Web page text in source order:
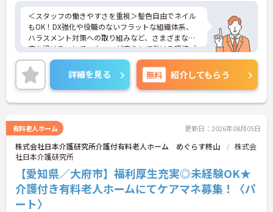
＜スタッフの働きやすさを重視＞髪色自由でネイル
もOK！DX強化や役職のないフラットな組織体系、
ハラスメント対策への取り組みなど、さまざまな制
度を設けることでスタッフが安心して働ける環境づ
くりに取り組まれています。
＜施設ケアマネとしてのやりがい＞入居者様の日常
を直接確認し、最適なケアプランを作成できます。
入居者様と常に関わることで気づきが生まれ、その
気づきからケアプランを変更することで自立支援に
す。
＜チームで連携しながらのお仕事＞一人ひとりが主
体性をもって働くことを大切にしながらも、苦手分
野は互いで補い合うなど、チームとしてしっかりと
連携を取りながら日々の業務に努められています。
ご興味のある方には、面接対策ポイント等、さらに
詳細をお話ししますのでお気軽にご相談ください！
詳細を見る 無料 紹介してもらう
有料老人ホーム 更新日：2026年08月05日
株式会社日本介護研究所介護付有料老人ホーム めぐらす柊山
株式会
社日本介護研究所
【愛知県／大府市】福利厚生充実◎未経験OK★
介護付き有料老人ホームにてケアマネ募集！〈パ
ート〉